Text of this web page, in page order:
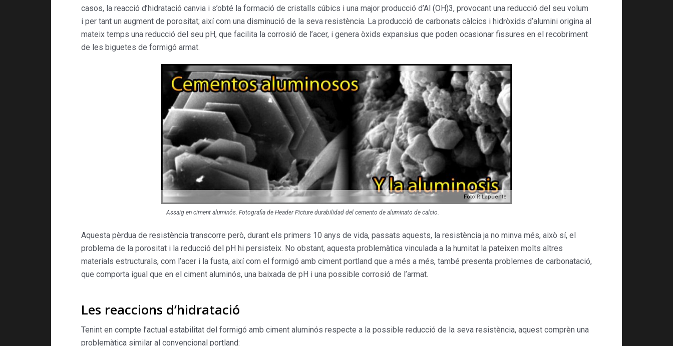
casos, la reacció d’hidratació canvia i s’obté la formació de cristalls cúbics i una major producció d’Al (OH)3, provocant una reducció del seu volum
i per tant un augment de porositat; així com una disminució de la seva resistència. La producció de carbonats càlcics i hidròxids d’alumini origina al
mateix temps una reducció del seu pH, que facilita la corrosió de l’acer, i genera òxids expansius que poden ocasionar fissures en el recobriment
de les biguetes de formigó armat.
Foto:R.Lapuente
Assaig en ciment aluminós. Fotografia de Header Picture durabilidad del cemento de aluminato de calcio.
Aquesta pèrdua de resistència transcorre però, durant els primers 10 anys de vida, passats aquests, la resistència ja no minva més, això sí, el
problema de la porositat i la reducció del pH hi persisteix. No obstant, aquesta problemàtica vinculada a la humitat la pateixen molts altres
materials estructurals, com l’acer i la fusta, així com el formigó amb ciment portland que a més a més, també presenta problemes de carbonatació,
que comporta igual que en el ciment aluminós, una baixada de pH i una possible corrosió de l’armat.
Les reaccions d’hidratació
Tenint en compte l’actual estabilitat del formigó amb ciment aluminós respecte a la possible reducció de la seva resistència, aquest comprèn una
problemàtica similar al convencional portland: